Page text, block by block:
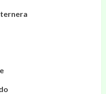
ternera